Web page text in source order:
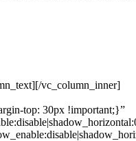
vc_column_inner]
top: 30px !important;}”